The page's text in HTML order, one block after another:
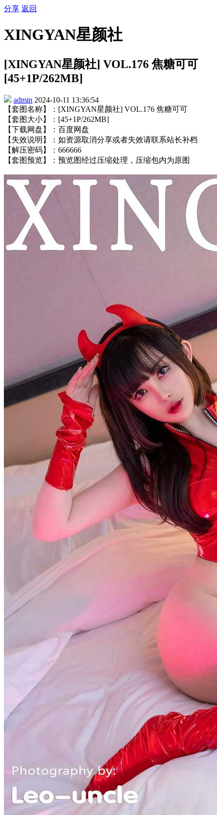
分享 返回
XINGYAN星颜社
[XINGYAN星颜社] VOL.176 焦糖可可
[45+1P/262MB]
admin 2024-10-11 13:36:54
【套图名称】：[XINGYAN星颜社] VOL.176 焦糖可可
【套图大小】：[45+1P/262MB]
【下载网盘】：百度网盘
【失效说明】：如资源取消分享或者失效请联系站长补档
【解压密码】：666666
【套图预览】：预览图经过压缩处理，压缩包内为原图